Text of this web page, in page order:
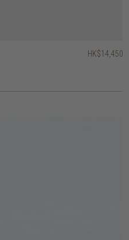
HK$14,450
HK$26,950
HK$26,950
HK$19,450
HK$24,950
HK$23,450
HK$19,950
HK$16,950
HK$12,950
HK$29,950